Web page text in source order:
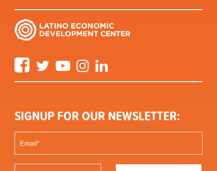
FacebookTwitter YouTube Instagram
SIGNUP FOR OUR NEWSLETTER: